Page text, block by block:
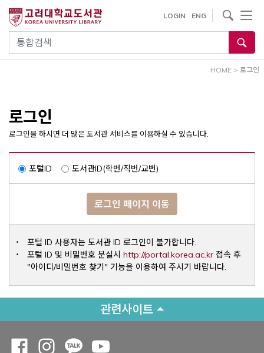
건
통합검색
LOGIN ENG
사이트내 검색
HOME > 로그인
로그인
로그인을 하시면 더 많은 도서관 서비스를 이용하실 수 있습니다.
포털ID 도서관ID(학번/직번/교번)
로그인 페이지 이동
포털 ID 사용자는 도서관 ID 로그인이 불가합니다.
포털 ID 및 비밀번호 분실시 http://portal.korea.ac.krOpens a
접속 후
"아이디/비밀번호 찾기" 기능을 이용하여 주시기 바랍니다.
관련사이트
Opens a new window
Opens a new window
Opens a new window